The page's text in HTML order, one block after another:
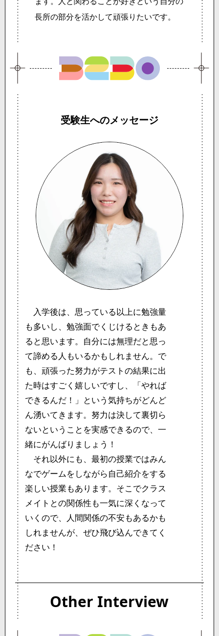
長所の部分を活かして頑張りたいです。
受験生へのメッセージ
入学後は、思っている以上に勉強量
も多いし、勉強面でくじけるときもあ
ると思います。自分には無理だと思っ
て諦める人もいるかもしれません。で
も、頑張った努力がテストの結果に出
た時はすごく嬉しいですし、「やれば
できるんだ！」という気持ちがどんど
ん湧いてきます。努力は決して裏切ら
ないということを実感できるので、一
緒にがんばりましょう！
それ以外にも、最初の授業ではみん
なでゲームをしながら自己紹介をする
楽しい授業もあります。そこでクラス
メイトとの関係性も一気に深くなって
いくので、人間関係の不安もあるかも
しれませんが、ぜひ飛び込んできてく
ださい！
Other Interview